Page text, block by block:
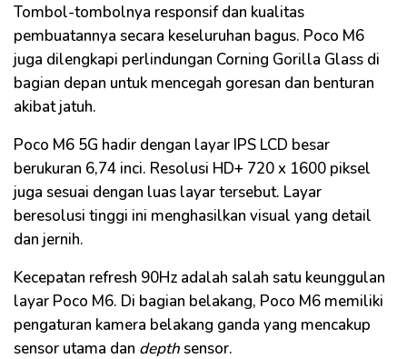
Tombol-tombolnya responsif dan kualitas
pembuatannya secara keseluruhan bagus. Poco M6
juga dilengkapi perlindungan Corning Gorilla Glass di
bagian depan untuk mencegah goresan dan benturan
akibat jatuh.
Poco M6 5G hadir dengan layar IPS LCD besar
berukuran 6,74 inci. Resolusi HD+ 720 x 1600 piksel
juga sesuai dengan luas layar tersebut. Layar
beresolusi tinggi ini menghasilkan visual yang detail
dan jernih.
Kecepatan refresh 90Hz adalah salah satu keunggulan
layar Poco M6. Di bagian belakang, Poco M6 memiliki
pengaturan kamera belakang ganda yang mencakup
sensor utama dan depthsensor.